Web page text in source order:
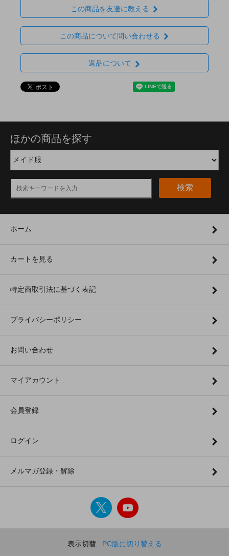
この商品を友達に教える
この商品について問い合わせる
返品について
ほかの商品を探す
検索
ホーム
カートを見る
特定商取引法に基づく表記
プライバシーポリシー
お問い合わせ
マイアカウント
会員登録
ログイン
メルマガ登録・解除
表示切替 : PC版に切り替える